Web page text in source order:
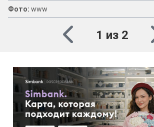
Фото: www
1 из 2